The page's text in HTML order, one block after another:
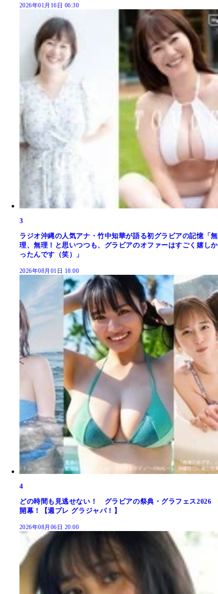
2026年01月16日 06:30
3
ラジオ沖縄の人気アナ・竹中知華が語る初グラビアの記憶「無
理、無理！と思いつつも、グラビアのオファーはすごく嬉しか
ったんです（笑）」
2026年08月01日 18:00
4
どの時間も見逃せない！ グラビアの祭典・グラフェス2026
開幕！【週プレ グラジャパ！】
2026年08月06日 20:00